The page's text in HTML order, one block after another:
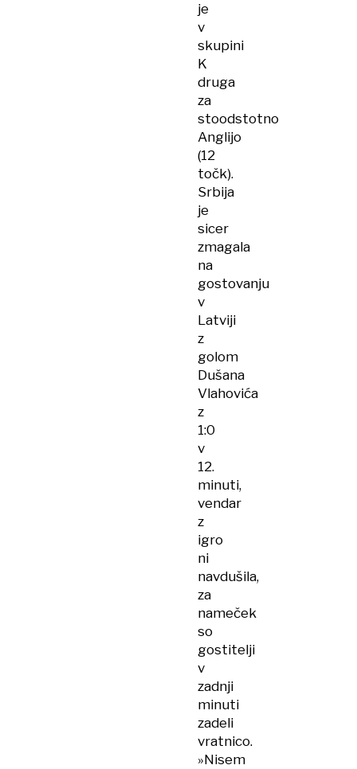
je
v
skupini
K
druga
za
stoodstotno
Anglijo
(12
točk).
Srbija
je
sicer
zmagala
na
gostovanju
v
Latviji
z
golom
Dušana
Vlahovića
z
1:0
v
12.
minuti,
vendar
z
igro
ni
navdušila,
za
nameček
so
gostitelji
v
zadnji
minuti
zadeli
vratnico.
»Nisem